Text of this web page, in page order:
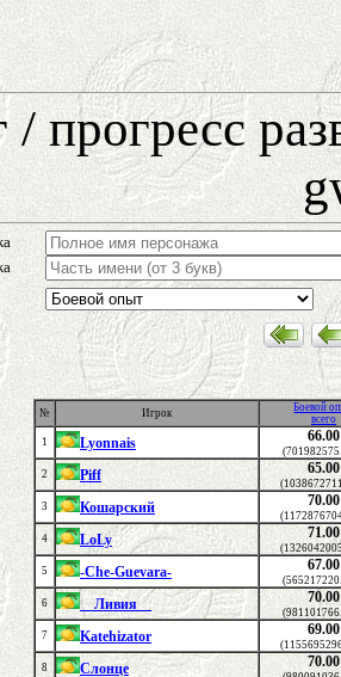
/ прогресс
№ Игрок
Боевой
всего
1
Lyonnais 66.00
2
Piff 65.00
3
Кошарский 70.00
4
LoLy 71.00
5
-Che-Guevara- 67.00
6
__Ливия__ 70.00
7
Katehizator 69.00
8
Слонце 70.00